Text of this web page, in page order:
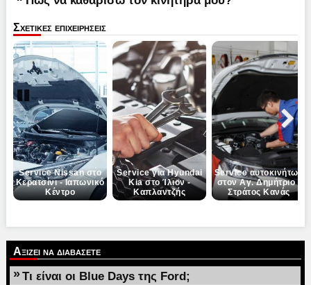
Σχετικες επιχειρησεις
Service Nissan στο
Κερατσίνι - Ιαπωνικό
Κέντρο
Service για Hyundai
Kia στο Ίλιον -
Καπλαντζής
Service αυτοκινήτων
στον Αγ. Δημήτριο -
Στράτος Κανάς
Next
Pause
Αξιζει να διαβασετε
» Τι είναι οι Blue Days της Ford;